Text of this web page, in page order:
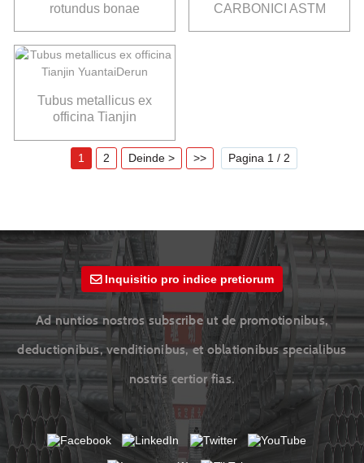
rotundus bonae
conglutinatus
CARBONICI ASTM
Tubus metallicus ex
officina Tianjin
1 2 Deinde > >> Pagina 1 / 2
Inquisitio pro indice pretiorum
Ad nuntios nostros subscribe ut de promotionibus,
deductionibus, venditionibus, et oblationibus specialibus
nostris certior fias.